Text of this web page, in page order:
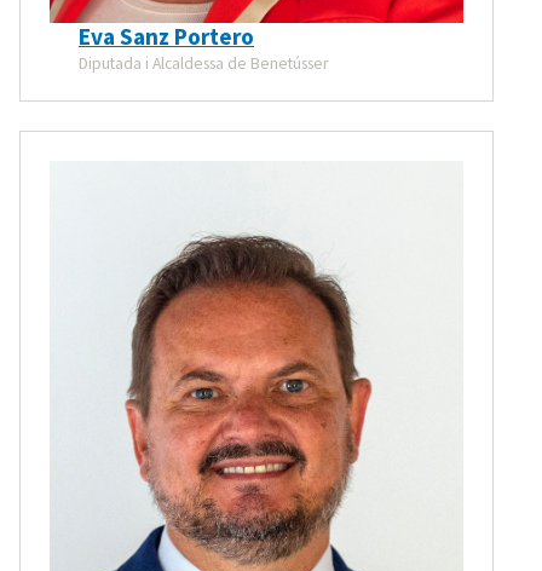
Eva Sanz Portero
Diputada i Alcaldessa de Benetússer